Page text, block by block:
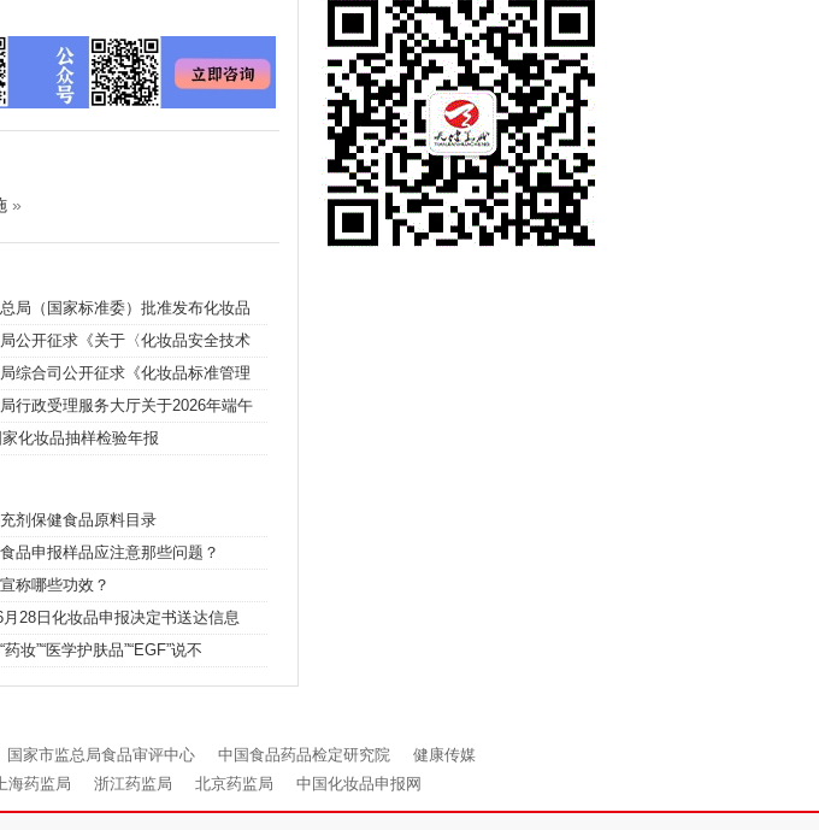
»
局（国家标准委）批准发布化妆品
安全通用要求》及官方解读
公开征求《关于〈化妆品安全技术
内容实施有关事宜的公告（征求
综合司公开征求《化妆品标准管理
意见行政受理服务大厅关于2026年端午
号）
化妆品抽样检验年报
剂保健食品原料目录
品申报样品应注意那些问题？
称哪些功效？
月28日化妆品申报决定书送达信息
妆”“医学护肤品”“EGF”说不
国家市监总局食品审评中心 中国食品药品检定研究院
健康传媒
海药监局 浙江药监局 北京药监局 中国化妆品申报网